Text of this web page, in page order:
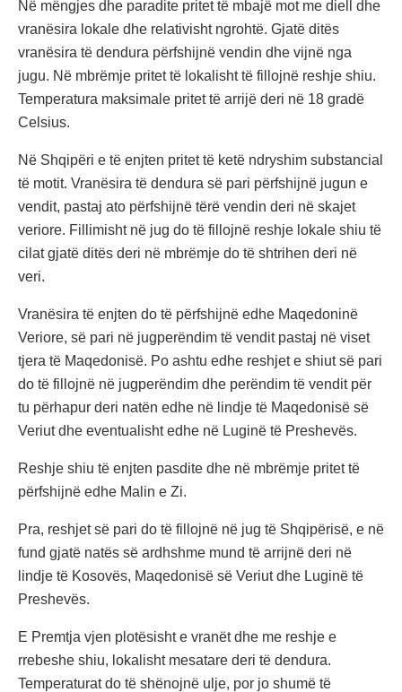
Në mëngjes dhe paradite pritet të mbajë mot me diell dhe
vranësira lokale dhe relativisht ngrohtë. Gjatë ditës
vranësira të dendura përfshijnë vendin dhe vijnë nga
jugu. Në mbrëmje pritet të lokalisht të fillojnë reshje shiu.
Temperatura maksimale pritet të arrijë deri në 18 gradë
Celsius.
Në Shqipëri e të enjten pritet të ketë ndryshim substancial
të motit. Vranësira të dendura së pari përfshijnë jugun e
vendit, pastaj ato përfshijnë tërë vendin deri në skajet
veriore. Fillimisht në jug do të fillojnë reshje lokale shiu të
cilat gjatë ditës deri në mbrëmje do të shtrihen deri në
veri.
Vranësira të enjten do të përfshijnë edhe Maqedoninë
Veriore, së pari në jugperëndim të vendit pastaj në viset
tjera të Maqedonisë. Po ashtu edhe reshjet e shiut së pari
do të fillojnë në jugperëndim dhe perëndim të vendit për
tu përhapur deri natën edhe në lindje të Maqedonisë së
Veriut dhe eventualisht edhe në Luginë të Preshevës.
Reshje shiu të enjten pasdite dhe në mbrëmje pritet të
përfshijnë edhe Malin e Zi.
Pra, reshjet së pari do të fillojnë në jug të Shqipërisë, e në
fund gjatë natës së ardhshme mund të arrijnë deri në
lindje të Kosovës, Maqedonisë së Veriut dhe Luginë të
Preshevës.
E Premtja vjen plotësisht e vranët dhe me reshje e
rrebeshe shiu, lokalisht mesatare deri të dendura.
Temperaturat do të shënojnë ulje, por jo shumë të